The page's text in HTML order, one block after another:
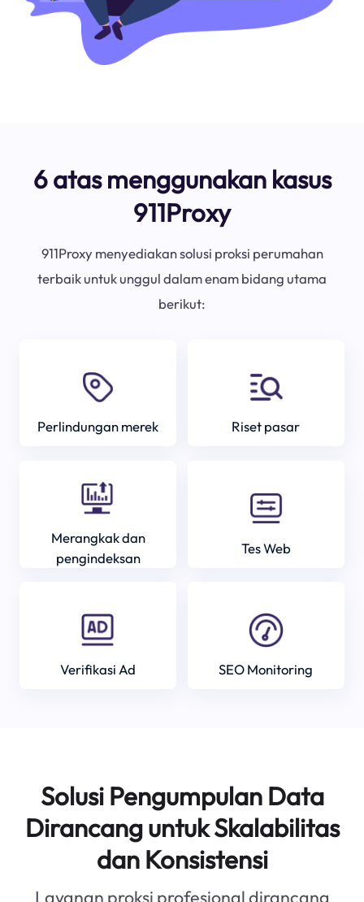
6 atas menggunakan kasus
911Proxy
911Proxy menyediakan solusi proksi perumahan
terbaik untuk unggul dalam enam bidang utama
berikut:
Perlindungan merek Riset pasar
Merangkak dan
pengindeksan
Tes Web
Verifikasi Ad SEO Monitoring
Solusi Pengumpulan Data
Dirancang untuk Skalabilitas
dan Konsistensi